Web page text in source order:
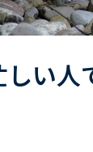
い